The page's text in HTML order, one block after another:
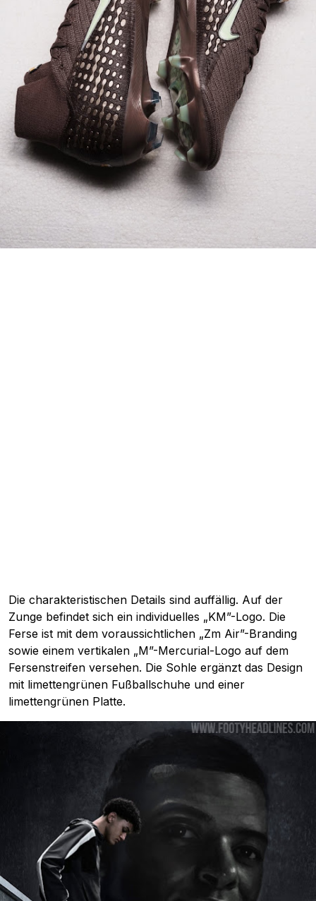
Die charakteristischen Details sind auffällig. Auf der
Zunge befindet sich ein individuelles „KM”-Logo. Die
Ferse ist mit dem voraussichtlichen „Zm Air”-Branding
sowie einem vertikalen „M”-Mercurial-Logo auf dem
Fersenstreifen versehen. Die Sohle ergänzt das Design
mit limettengrünen Fußballschuhe und einer
limettengrünen Platte.